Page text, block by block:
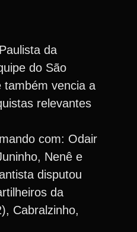
da
do São
também vencia a
relevantes
com: Odair
Nenê e
disputou
da
Cabralzinho,